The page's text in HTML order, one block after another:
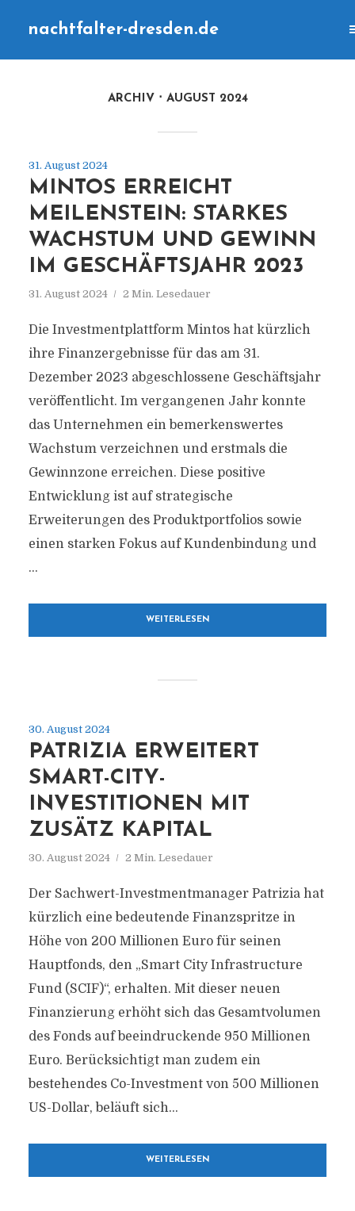
nachtfalter-dresden.de
ARCHIV AUGUST 2024
31. August 2024
MINTOS ERREICHT
MEILENSTEIN: STARKES
WACHSTUM UND GEWINN
IM GESCHÄFTSJAHR 2023
31. August 2024 2 Min. Lesedauer
Die Investmentplattform Mintos hat kürzlich
ihre Finanzergebnisse für das am 31.
Dezember 2023 abgeschlossene Geschäftsjahr
veröffentlicht. Im vergangenen Jahr konnte
das Unternehmen ein bemerkenswertes
Wachstum verzeichnen und erstmals die
Gewinnzone erreichen. Diese positive
Entwicklung ist auf strategische
Erweiterungen des Produktportfolios sowie
einen starken Fokus auf Kundenbindung und
...
WEITERLESEN
30. August 2024
PATRIZIA ERWEITERT
SMART-CITY-
INVESTITIONEN MIT
ZUSÄTZ KAPITAL
30. August 2024 2 Min. Lesedauer
Der Sachwert-Investmentmanager Patrizia hat
kürzlich eine bedeutende Finanzspritze in
Höhe von 200 Millionen Euro für seinen
Hauptfonds, den „Smart City Infrastructure
Fund (SCIF)“, erhalten. Mit dieser neuen
Finanzierung erhöht sich das Gesamtvolumen
des Fonds auf beeindruckende 950 Millionen
Euro. Berücksichtigt man zudem ein
bestehendes Co-Investment von 500 Millionen
US-Dollar, beläuft sich...
WEITERLESEN